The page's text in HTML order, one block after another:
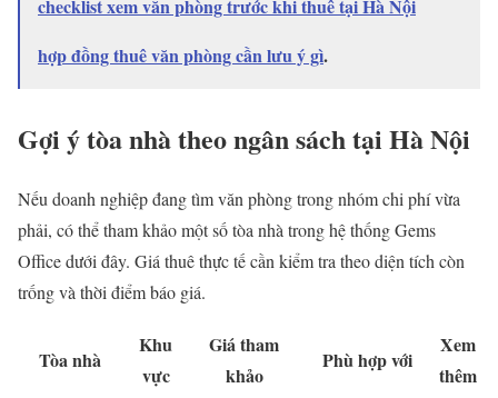
checklist xem văn phòng trước khi thuê tại Hà Nội
hợp đồng thuê văn phòng cần lưu ý gì.
Gợi ý tòa nhà theo ngân sách tại Hà Nội
Nếu doanh nghiệp đang tìm văn phòng trong nhóm chi phí vừa
phải, có thể tham khảo một số tòa nhà trong hệ thống Gems
Office dưới đây. Giá thuê thực tế cần kiểm tra theo diện tích còn
trống và thời điểm báo giá.
Tòa nhà
Khu
vực
Giá tham
khảo
Phù hợp với
Xem
thêm